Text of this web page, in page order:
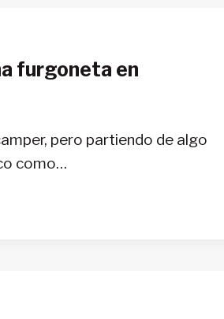
furgoneta en
pero partiendo de algo
como…